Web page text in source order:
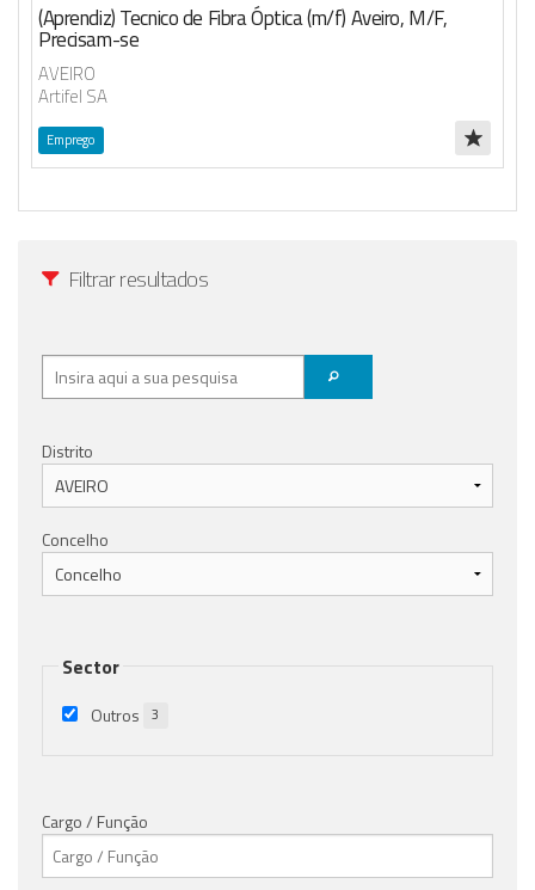
(Aprendiz) Tecnico de Fibra Óptica (m/f) Aveiro, M/F,
Precisam-se
AVEIRO
Artifel SA
Emprego
Filtrar resultados
Distrito
Concelho
Sector
Outros 3
Cargo / Função